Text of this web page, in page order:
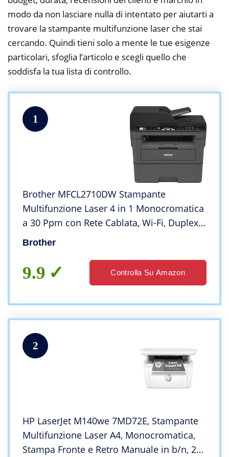
modo da non lasciare nulla di intentato per aiutarti a
trovare la stampante multifunzione laser che stai
cercando. Quindi tieni solo a mente le tue esigenze
particolari, sfoglia l’articolo e scegli quello che
soddisfa la tua lista di controllo.
1
Brother MFCL2710DW Stampante
Multifunzione Laser 4 in 1 Monocromatica
a 30 Ppm con Rete Cablata, Wi-Fi, Duplex
in Stampa, Adf da 50 Fogli e Display LCD,
Fax
Brother
9.9 Controlla Su Amazon
2
HP LaserJet M140we 7MD72E, Stampante
Multifunzione Laser A4, Monocromatica,
Stampa Fronte e Retro Manuale in b/n, 20